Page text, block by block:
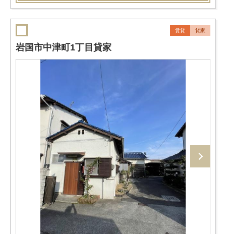
賃貸 貸家
岩国市中津町1丁目貸家